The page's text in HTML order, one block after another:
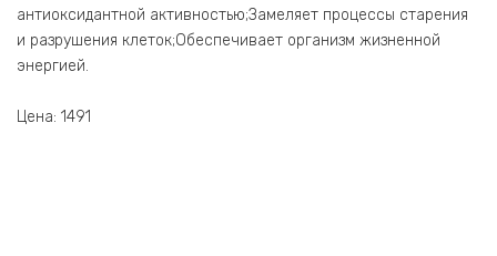
антиоксидантной активностью;Замеляет процессы старения
и разрушения клеток;Обеспечивает организм жизненной
энергией.
Цена: 1491